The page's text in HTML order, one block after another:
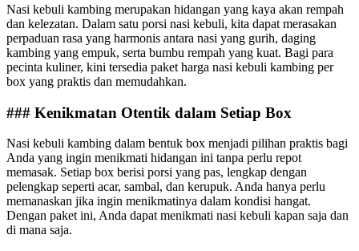
Nasi kebuli kambing merupakan hidangan yang kaya akan rempah
dan kelezatan. Dalam satu porsi nasi kebuli, kita dapat merasakan
perpaduan rasa yang harmonis antara nasi yang gurih, daging
kambing yang empuk, serta bumbu rempah yang kuat. Bagi para
pecinta kuliner, kini tersedia paket harga nasi kebuli kambing per
box yang praktis dan memudahkan.
### Kenikmatan Otentik dalam Setiap Box
Nasi kebuli kambing dalam bentuk box menjadi pilihan praktis bagi
Anda yang ingin menikmati hidangan ini tanpa perlu repot
memasak. Setiap box berisi porsi yang pas, lengkap dengan
pelengkap seperti acar, sambal, dan kerupuk. Anda hanya perlu
memanaskan jika ingin menikmatinya dalam kondisi hangat.
Dengan paket ini, Anda dapat menikmati nasi kebuli kapan saja dan
di mana saja.